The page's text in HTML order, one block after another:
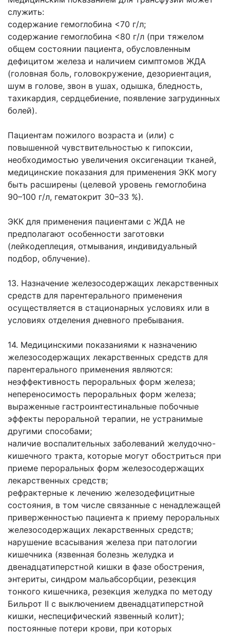
служить:
содержание гемоглобина <70 г/л;
содержание гемоглобина <80 г/л (при тяжелом
общем состоянии пациента, обусловленным
дефицитом железа и наличием симптомов ЖДА
(головная боль, головокружение, дезориентация,
шум в голове, звон в ушах, одышка, бледность,
тахикардия, сердцебиение, появление загрудинных
болей).
Пациентам пожилого возраста и (или) с
повышенной чувствительностью к гипоксии,
необходимостью увеличения оксигенации тканей,
медицинские показания для применения ЭКК могу
быть расширены (целевой уровень гемоглобина
90–100 г/л, гематокрит 30–33 %).
ЭКК для применения пациентами с ЖДА не
предполагают особенности заготовки
(лейкодеплеция, отмывания, индивидуальный
подбор, облучение).
13. Назначение железосодержащих лекарственных
средств для парентерального применения
осуществляется в стационарных условиях или в
условиях отделения дневного пребывания.
14. Медицинскими показаниями к назначению
железосодержащих лекарственных средств для
парентерального применения являются:
неэффективность пероральных форм железа;
непереносимость пероральных форм железа;
выраженные гастроинтестинальные побочные
эффекты пероральной терапии, не устранимые
другими способами;
наличие воспалительных заболеваний желудочно-
кишечного тракта, которые могут обостриться при
приеме пероральных форм железосодержащих
лекарственных средств;
рефрактерные к лечению железодефицитные
состояния, в том числе связанные с ненадлежащей
приверженностью пациента к приему пероральных
железосодержащих лекарственных средств;
нарушение всасывания железа при патологии
кишечника (язвенная болезнь желудка и
двенадцатиперстной кишки в фазе обострения,
энтериты, синдром мальабсорбции, резекция
тонкого кишечника, резекция желудка по методу
Бильрот II с выключением двенадцатиперстной
кишки, неспецифический язвенный колит);
постоянные потери крови, при которых